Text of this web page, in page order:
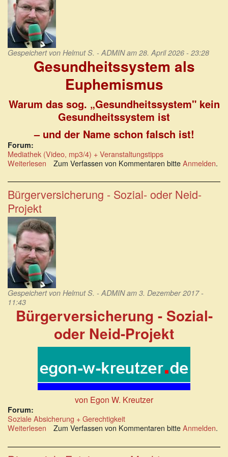
Gespeichert von Helmut S. - ADMINam 28. April 2026 - 23:28
Gesundheitssystem als
Euphemismus
Warum das sog. „Gesundheitssystem" kein
Gesundheitssystem ist
– und der Name schon falsch ist!
Forum:
Mediathek (Video, mp3/4) + Veranstaltungstipps
Weiterlesen über
als
Euphemismus
Zum Verfassen von Kommentaren bitteAnmelden.
Bürgerversicherung - Sozial- oder Neid-
Projekt
Gespeichert von Helmut S. - ADMINam 3. Dezember 2017 -
11:43
Bürgerversicherung - Sozial-
oder Neid-Projekt
von Egon W. Kreutzer
Forum:
Soziale Absicherung + Gerechtigkeit
Weiterlesen über
-
Zum Verfassen von Kommentaren bitteAnmelden.